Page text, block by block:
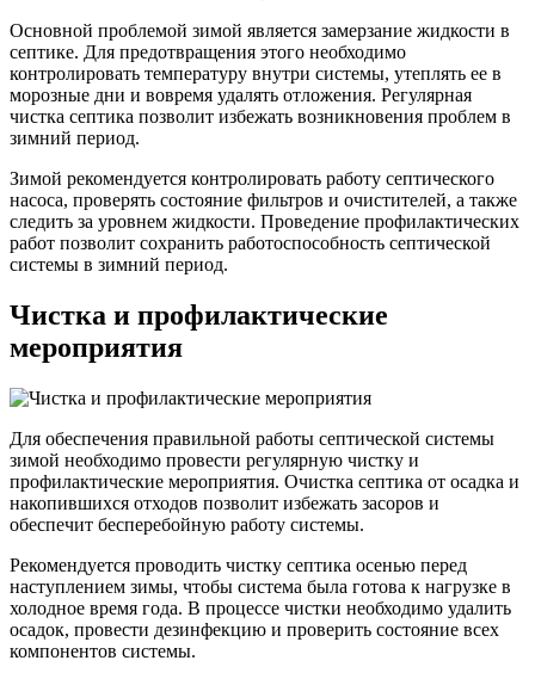
Основной проблемой зимой является замерзание жидкости в
септике. Для предотвращения этого необходимо
контролировать температуру внутри системы, утеплять ее в
морозные дни и вовремя удалять отложения. Регулярная
чистка септика позволит избежать возникновения проблем в
зимний период.
Зимой рекомендуется контролировать работу септического
насоса, проверять состояние фильтров и очистителей, а также
следить за уровнем жидкости. Проведение профилактических
работ позволит сохранить работоспособность септической
системы в зимний период.
Чистка и профилактические
мероприятия
Для обеспечения правильной работы септической системы
зимой необходимо провести регулярную чистку и
профилактические мероприятия. Очистка септика от осадка и
накопившихся отходов позволит избежать засоров и
обеспечит бесперебойную работу системы.
Рекомендуется проводить чистку септика осенью перед
наступлением зимы, чтобы система была готова к нагрузке в
холодное время года. В процессе чистки необходимо удалить
осадок, провести дезинфекцию и проверить состояние всех
компонентов системы.